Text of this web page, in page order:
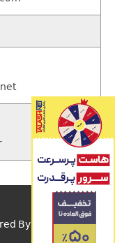
By اسکریپت.com